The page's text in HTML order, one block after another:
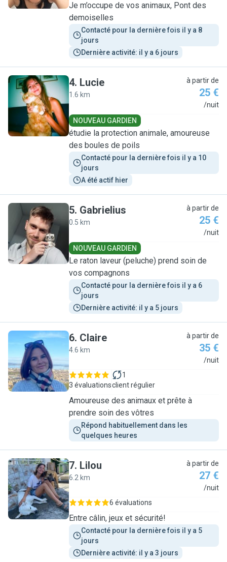
Je m’occupe de vos animaux, Pont des
demoiselles
Contacté pour la dernière fois il y a 8
jours
Dernière activité: il y a 6 jours
L
4. Lucie
1.6 km
à partir de
25 €
/nuit
NOUVEAU GARDIEN
étudie la protection animale, amoureuse
des boules de poils
Contacté pour la dernière fois il y a 10
jours
A été actif hier
G
5. Gabrielius
0.5 km
à partir de
25 €
/nuit
NOUVEAU GARDIEN
Le raton laveur (peluche) prend soin de
vos compagnons
Contacté pour la dernière fois il y a 6
jours
Dernière activité: il y a 5 jours
C
6. Claire
4.6 km
à partir de
35 €
/nuit
3 évaluations
1
client régulier
Amoureuse des animaux et prête à
prendre soin des vôtres
Répond habituellement dans les
quelques heures
L
7. Lilou
6.2 km
à partir de
27 €
/nuit
6 évaluations
Entre câlin, jeux et sécurité!
Contacté pour la dernière fois il y a 5
jours
Dernière activité: il y a 3 jours